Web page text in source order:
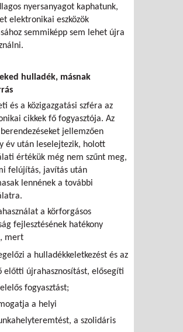
nyersanyagot kaphatunk,
elektronikai eszközök
semmiképp sem lehet újra
hulladék, másnak
és a közigazgatási szféra az
cikkek fő fogyasztója. Az
jellemzően
év után leselejtezik, holott
értékük még nem szűnt meg,
felújítás, javítás után
lennének a további
a körforgásos
fejlesztésének hatékony
mert
a hulladékkeletkezést és az
előtti újrahasznosítást, elősegíti
fogyasztást;
a helyi
a szolidáris